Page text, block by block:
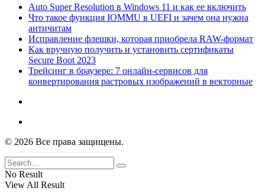
Auto Super Resolution в Windows 11 и как ее включить
Что такое функция IOMMU в UEFI и зачем она нужна
античитам
Исправление флешки, которая приобрела RAW-формат
Как вручную получить и установить сертификаты
Secure Boot 2023
Трейсинг в браузере: 7 онлайн-сервисов для
конвертирования растровых изображений в векторные
© 2026 Все права защищены.
No Result
View All Result